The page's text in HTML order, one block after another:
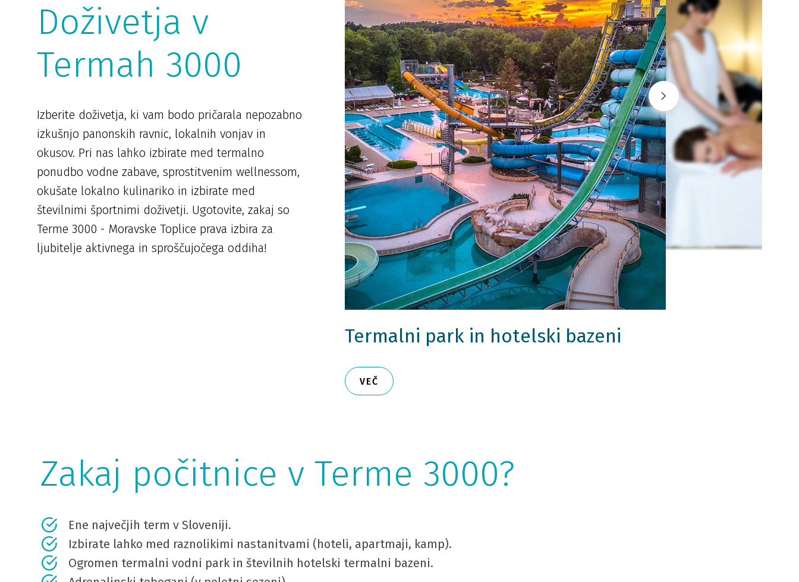
Doživetja v
Termah 3000
Izberite doživetja, ki vam bodo pričarala nepozabno
izkušnjo panonskih ravnic, lokalnih vonjav in
okusov. Pri nas lahko izbirate med termalno
ponudbo vodne zabave, sprostitvenim wellnessom,
okušate lokalno kulinariko in izbirate med
številnimi športnimi doživetji. Ugotovite, zakaj so
Terme 3000 - Moravske Toplice prava izbira za
ljubitelje aktivnega in sproščujočega oddiha!
Termalni park in hotelski bazeni
VEČ
Zakaj počitnice v Terme 3000?
Ene največjih term v Sloveniji.
Izbirate lahko med raznolikimi nastanitvami (hoteli, apartmaji, kamp).
Ogromen termalni vodni park in številnih hotelski termalni bazeni.